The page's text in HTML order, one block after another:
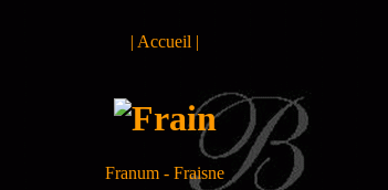
| Accueil |
Franum - Fraisne